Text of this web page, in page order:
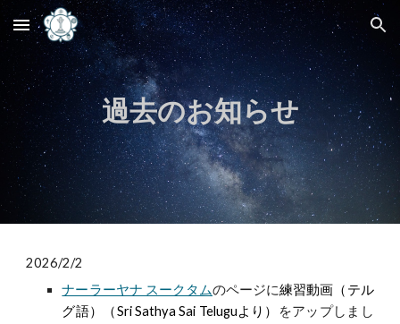
Skip to main content Skip to navigation
過去のお知らせ
2026/2/2
ナーラーヤナ スークタムのページに練習動画（テル
グ語）（Sri Sathya Sai Teluguより）
をアップしまし